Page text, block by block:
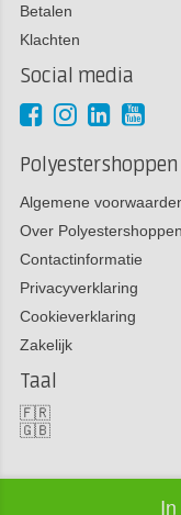
Betalen
Klachten
Social media
Polyestershoppen
Algemene
Over
Contactinformatie
Privacyverklaring
Cookieverklaring
Zakelijk
Taal
🇫🇷
🇬🇧